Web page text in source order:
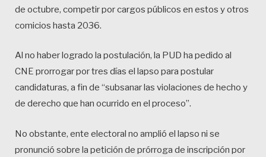
de octubre, competir por cargos públicos en estos y otros
comicios hasta 2036.
Al no haber logrado la postulación, la PUD ha pedido al
CNE prorrogar por tres días el lapso para postular
candidaturas, a fin de “subsanar las violaciones de hecho y
de derecho que han ocurrido en el proceso”.
No obstante, ente electoral no amplió el lapso ni se
pronunció sobre la petición de prórroga de inscripción por